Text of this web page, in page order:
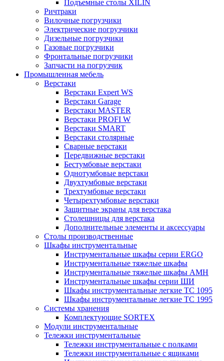
Подъемные столы XILIN
Ричтраки
Вилочные погрузчики
Электрические погрузчики
Дизельные погрузчики
Газовые погрузчики
Фронтальные погрузчики
Запчасти на погрузчик
Промышленная мебель
Верстаки
Верстаки Expert WS
Верстаки Garage
Верстаки MASTER
Верстаки PROFI W
Верстаки SMART
Верстаки столярные
Сварные верстаки
Передвижные верстаки
Бестумбовые верстаки
Однотумбовые верстаки
Двухтумбовые верстаки
Трехтумбовые верстаки
Четырехтумбовые верстаки
Защитные экраны для верстака
Столешницы для верстака
Дополнительные элементы и аксессуары
Столы производственные
Шкафы инструментальные
Инструментальные шкафы серии ERGO
Инструментальные тяжелые шкафы
Инструментальные тяжелые шкафы АМН
Инструментальные шкафы серии ШИ
Шкафы инструментальные легкие ТС 1095
Шкафы инструментальные легкие ТС 1995
Системы хранения
Комплектующие SORTEX
Модули инструментальные
Тележки инструментальные
Тележки инструментальные с полками
Тележки инструментальные с ящиками